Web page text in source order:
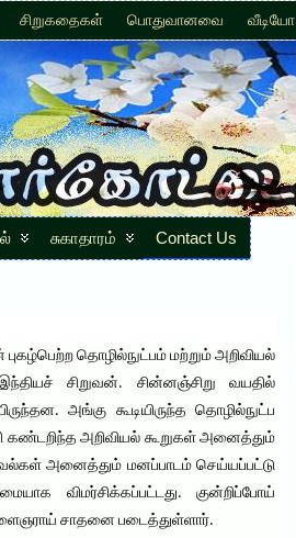
சிறுகதைகள் பொதுவானவை வீடியோ
சுகாதாரம் Contact Us
தொழில்நுட்பம் மற்றும் அறிவியல்
சிறுவன். சின்னஞ்சிறு வயதில்
அங்கு கூடியிருந்த தொழில்நுட்ப
கண்டறிந்த அறிவியல் கூறுகள் அனைத்தும்
அனைத்தும் மனப்பாடம் செய்யப்பட்டு
விமர்சிக்கப்பட்டது. குன்றிப்போய்
சாதனை படைத்துள்ளார்.